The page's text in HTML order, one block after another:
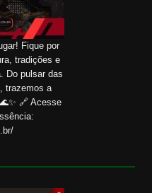
Fique por
tradições e
Do pulsar das
trazemos a
🔗 Acesse